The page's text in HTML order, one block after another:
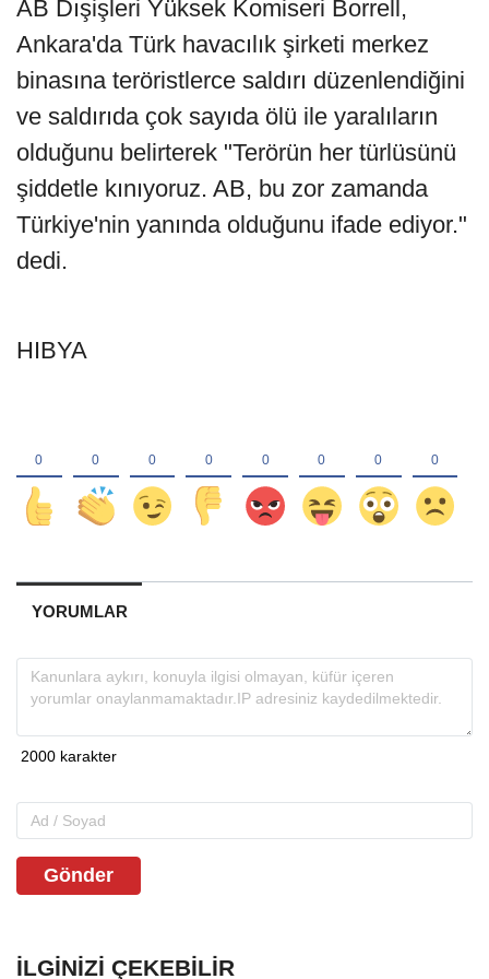
AB Dışişleri Yüksek Komiseri Borrell,
Ankara'da Türk havacılık şirketi merkez
binasına teröristlerce saldırı düzenlendiğini
ve saldırıda çok sayıda ölü ile yaralıların
olduğunu belirterek "Terörün her türlüsünü
şiddetle kınıyoruz. AB, bu zor zamanda
Türkiye'nin yanında olduğunu ifade ediyor."
dedi.
HIBYA
YORUMLAR
Gönder
İLGINIZI ÇEKEBILIR